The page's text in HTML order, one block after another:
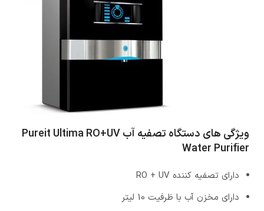
ویژگی های دستگاه تصفیه آب Pureit Ultima RO+UV
Water Purifier
دارای تصفیه کننده RO + UV
دارای مخزن آب با ظرفیت 10 لیتر